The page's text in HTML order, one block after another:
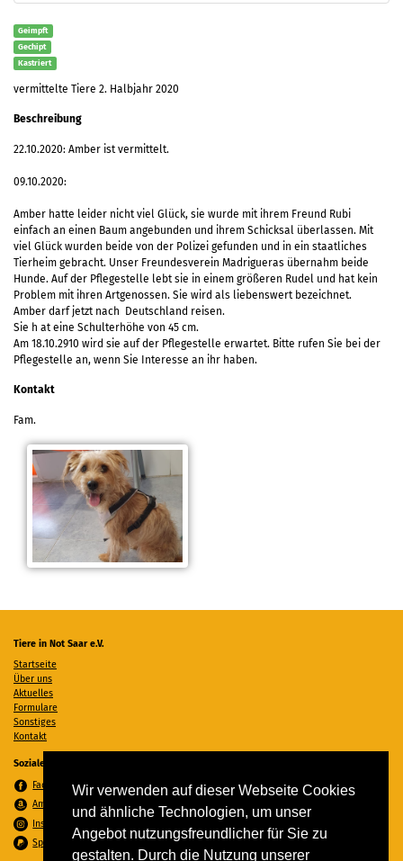
Wir verwenden auf dieser Webseite Cookies
und ähnliche Technologien, um unser
Angebot nutzungsfreundlicher für Sie zu
gestalten. Durch die Nutzung unserer
Geimpft
Gechipt
Kastriert
vermittelte Tiere 2. Halbjahr 2020
Beschreibung
22.10.2020: Amber ist vermittelt.
09.10.2020:
Amber hatte leider nicht viel Glück, sie wurde mit ihrem Freund Rubi
einfach an einen Baum angebunden und ihrem Schicksal überlassen. Mit
viel Glück wurden beide von der Polizei gefunden und in ein staatliches
Tierheim gebracht. Unser Freundesverein Madrigueras übernahm beide
Hunde. Auf der Pflegestelle lebt sie in einem größeren Rudel und hat kein
Problem mit ihren Artgenossen. Sie wird als liebenswert bezeichnet.
Amber darf jetzt nach Deutschland reisen.
Sie h at eine Schulterhöhe von 45 cm.
Am 18.10.2910 wird sie auf der Pflegestelle erwartet. Bitte rufen Sie bei der
Pflegestelle an, wenn Sie Interesse an ihr haben.
Kontakt
Fam.
Tiere in Not Saar e.V.
Startseite
Über uns
Aktuelles
Formulare
Sonstiges
Kontakt
Soziale Medien
Facebook
Amazon Wunschzettel
Instagram
Spenden per PayPal